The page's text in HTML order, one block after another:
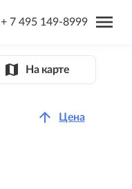
+ 7 495 149-8999 menu
map На карте
arrow_upward Цена